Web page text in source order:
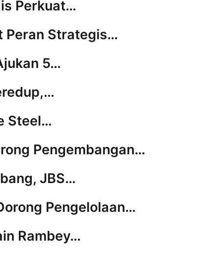
Perkuat…
Peran Strategis…
5…
Steel…
Pengembangan…
JBS…
Pengelolaan…
Rambey…